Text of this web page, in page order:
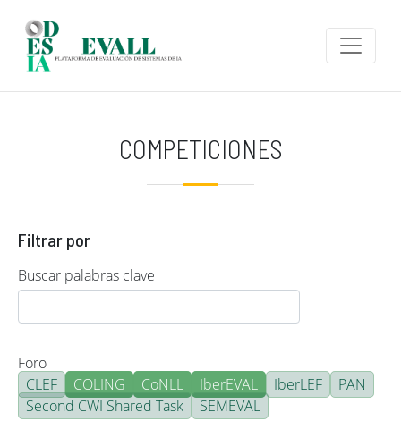
COMPETICIONES
Filtrar por
Buscar palabras clave
Foro
CLEF
COLING CoNLL IberEVAL IberLEF
PAN
Second CWI Shared Task
SEMEVAL